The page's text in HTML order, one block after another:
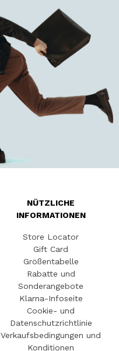
NÜTZLICHE
INFORMATIONEN
Store Locator
Gift Card
Größentabelle
Rabatte und
Sonderangebote
Klarna-Infoseite
Cookie- und
Datenschutzrichtlinie
Verkaufsbedingungen und
Konditionen